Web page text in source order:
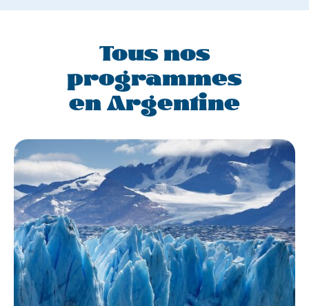
Tous nos
programmes
en Argentine